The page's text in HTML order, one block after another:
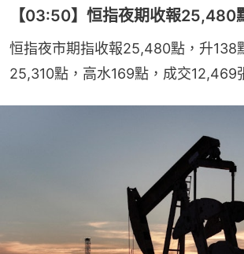
【03:50】恒指夜期收報
恒指夜市期指收報25,480點，升138
25,310點，高水169點，成交12,469